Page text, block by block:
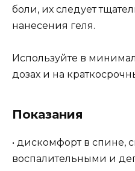
боли, их следует
нанесения геля.
Используйте в
дозах и на
Показания
• дискомфорт в спине,
воспалительными и